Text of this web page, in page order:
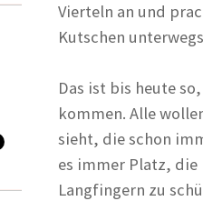
Vierteln an und
Kutschen
Das ist bis heute
kommen. Alle
sieht, die schon
es immer Platz,
Langfingern zu